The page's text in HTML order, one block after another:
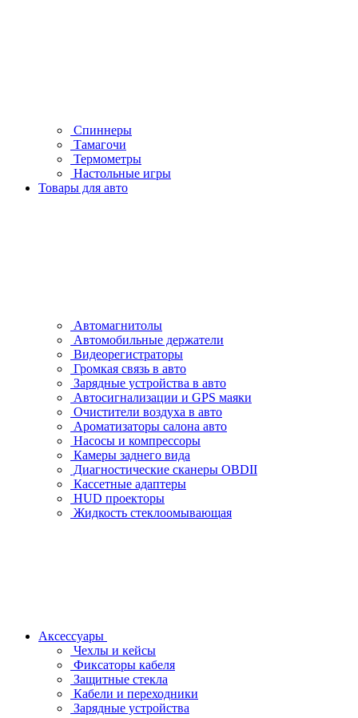
Спиннеры
Тамагочи
Термометры
Настольные игры
Товары для авто
Автомагнитолы
Автомобильные держатели
Видеорегистраторы
Громкая связь в авто
Зарядные устройства в авто
Автосигнализации и GPS маяки
Очистители воздуха в авто
Ароматизаторы салона авто
Насосы и компрессоры
Камеры заднего вида
Диагностические сканеры OBDII
Кассетные адаптеры
HUD проекторы
Жидкость стеклоомывающая
Аксессуары
Чехлы и кейсы
Фиксаторы кабеля
Защитные стекла
Кабели и переходники
Зарядные устройства